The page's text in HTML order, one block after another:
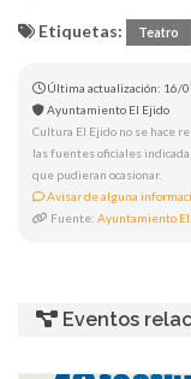
Etiquetas: Teatro
Última actualización: 16/
Ayuntamiento El Ejido
Cultura El Ejido no se hace
las fuentes oficiales
que pudieran ocasionar.
Avisar de alguna
Fuente: Ayuntamiento El
Eventos